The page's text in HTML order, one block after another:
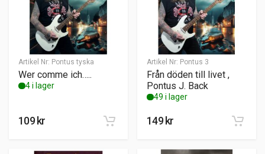
Artikel Nr: Pontus tyska
Wer comme ich…..
4 i lager
109 kr
Artikel Nr: Pontus 3
Från döden till livet ,
Pontus J. Back
49 i lager
149 kr